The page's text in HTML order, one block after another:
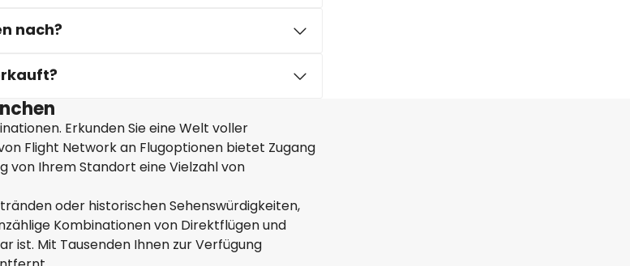
nach?
Erkunden Sie eine Welt voller
Flight Network an Flugoptionen bietet Zugang
von Ihrem Standort eine Vielzahl von
oder historischen Sehenswürdigkeiten,
Kombinationen von Direktflügen und
ist. Mit Tausenden Ihnen zur Verfügung